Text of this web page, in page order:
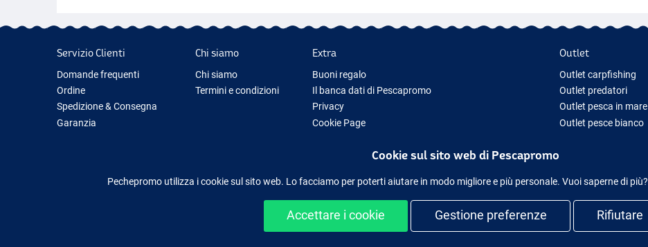
Servizio Clienti
Domande frequenti
Ordine
Spedizione & Consegna
Garanzia
Chi siamo
Chi siamo
Termini e condizioni
Extra
Buoni regalo
Il banca dati di Pescapromo
Privacy
Cookie Page
Nuova Attrezzatura da Pesca
Outlet
Outlet carpfishing
Outlet predatori
Outlet pesca in mare
Outlet pesce bianco
Cookie sul sito web di Pescapromo
Pechepromo utilizza i cookie sul sito web. Lo facciamo per poterti aiutare in modo migliore e più personale. Vuoi saperne di più?
Accettare i cookie Gestione preferenze Rifiutare